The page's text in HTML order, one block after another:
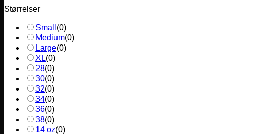
Størrelser
Small (0)
Medium(0)
Large(0)
XL(0)
28(0)
30(0)
32(0)
34(0)
36(0)
38(0)
14 oz(0)